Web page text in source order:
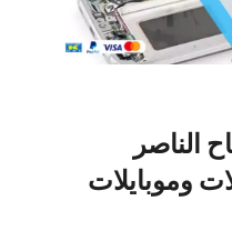
الناصر
وموبايلات